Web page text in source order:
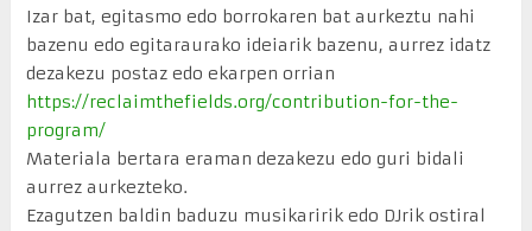
Izar bat, egitasmo edo borrokaren bat aurkeztu nahi
bazenu edo egitaraurako ideiarik bazenu, aurrez idatz
dezakezu postaz edo ekarpen orrian
https://reclaimthefields.org/contribution-for-the-
program/
Materiala bertara eraman dezakezu edo guri bidali
aurrez aurkezteko.
Ezagutzen baldin baduzu musikaririk edo DJrik ostiral